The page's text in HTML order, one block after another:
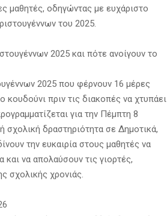
μαθητές, οδηγώντας με ευχάριστο
του 2025.
2025 και πότε ανοίγουν το
2025 που φέρνουν 16 μέρες
κουδούνι πριν τις διακοπές να χτυπάει
για την Πέμπτη 8
σχολική δραστηριότητα σε Δημοτικά,
την ευκαιρία στους μαθητές να
να απολαύσουν τις γιορτές,
σχολικής χρονιάς.